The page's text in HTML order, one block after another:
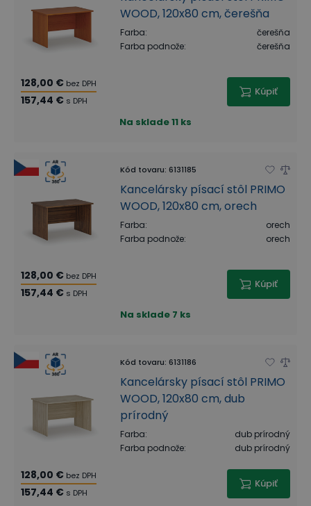
WOOD, 120x80 cm, čerešňa
Farba:
čerešňa
Farba podnože: čerešňa
128,00 € bez DPH
157,44 € s DPH
Kúpiť
Na sklade11 ks
Kód tovaru: 6131185
Kancelársky písací stôl PRIMO
WOOD, 120x80 cm, orech
Farba:
orech
Farba podnože: orech
128,00 € bez DPH
157,44 € s DPH
Kúpiť
Na sklade 7 ks
Kód tovaru: 6131186
Kancelársky písací stôl PRIMO
WOOD, 120x80 cm, dub
prírodný
Farba:
dub prírodný
Farba podnože: dub prírodný
128,00 € bez DPH
157,44 € s DPH
Kúpiť